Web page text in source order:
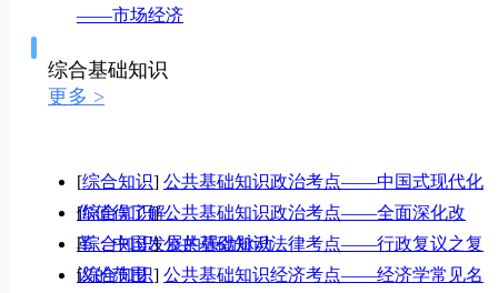
——市场经济
综合基础知识
更多 >
[综合知识] 公共基础知识政治考点——中国式现代化
你值得了解
[综合知识] 公共基础知识政治考点——全面深化改
革：中国发展的强劲脉动
[综合知识] 公共基础知识法律考点——行政复议之复
议的范围
[综合知识] 公共基础知识经济考点——经济学常见名